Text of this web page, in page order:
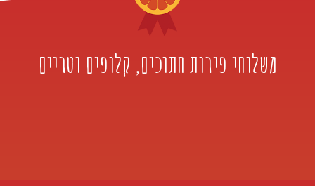
משלוחי פירות חתוכים, קלופים וטריים